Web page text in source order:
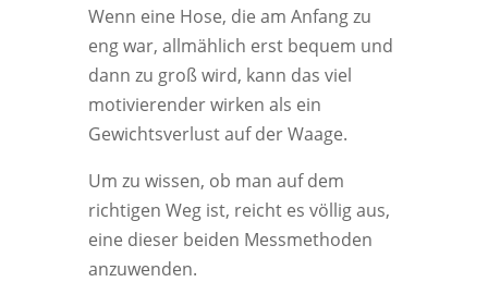
Wenn eine Hose, die am Anfang zu
eng war, allmählich erst bequem und
dann zu groß wird, kann das viel
motivierender wirken als ein
Gewichtsverlust auf der Waage.
Um zu wissen, ob man auf dem
richtigen Weg ist, reicht es völlig aus,
eine dieser beiden Messmethoden
anzuwenden.